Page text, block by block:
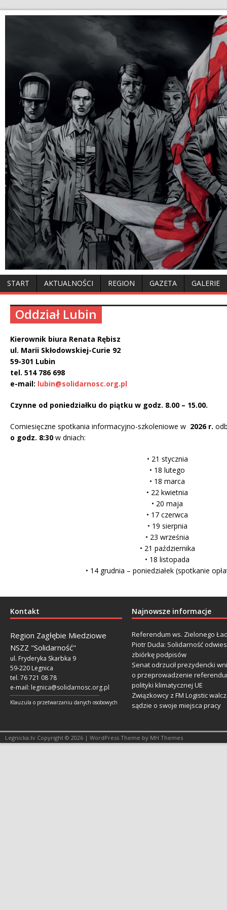
START AKTUALNOŚCI REGION GAZETA GALERIE
Oddział Lubin
Kierownik biura Renata Rębisz
ul. Marii Skłodowskiej-Curie 92
59-301 Lubin
tel. 514 786 698
e-mail: lubin@solidarnosc.org.pl
Czynne od poniedziałku do piątku w godz. 8.00 – 15.00.
Comiesięczne spotkania informacyjno-szkoleniowe w 2026 r.
o godz. 8:30 w dniach:
• 21 stycznia
• 18 lutego
• 18 marca
• 22 kwietnia
• 20 maja
• 17 czerwca
• 19 sierpnia
• 23 września
• 21 października
• 18 listopada
• 14 grudnia – poniedziałek (spotkanie
Kontakt
Region Zagłębie Miedziowe
NSZZ "Solidarność"
ul. Fryderyka Skarbka 9
59-220 Legnica
tel. 76 721 08 78
e-mail: legnica@solidarnosc.org.pl
Klauzula o przetwarzaniu danych osobowych
Najnowsze informacje
Referendum ws. Zielonego
Piotr Duda: Solidarność
zbiórkę podpisów
Senat odrzucił prezydencki
o przeprowadzenie
polityki klimatycznej UE
Związkowcy z FM Logistic
sądzie o swoje miejsca pracy
Legnicka.tv Copyright © 2026 | WordPress Theme by MH Themes